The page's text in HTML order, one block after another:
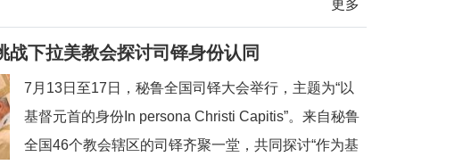
更多
战下拉美教会探讨司铎身份认同
7月13日至17日，秘鲁全国司铎大会举行，主题为“以
基督元首的身份In persona Christi Capitis”。来自秘鲁
全国46个教会辖区的司铎齐聚一堂，共同探讨“作为基